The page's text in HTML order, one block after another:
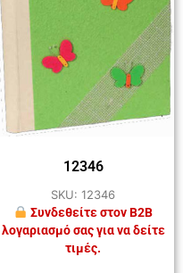
12346
SKU: 12346
Συνδεθείτε στον B2B
λογαριασμό σας για να δείτε
τιμές.